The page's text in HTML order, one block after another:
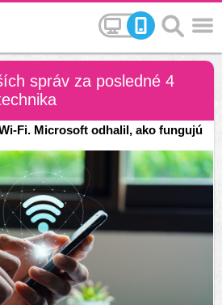
správ za posledné 4
Fi. Microsoft odhalil, ako fungujú